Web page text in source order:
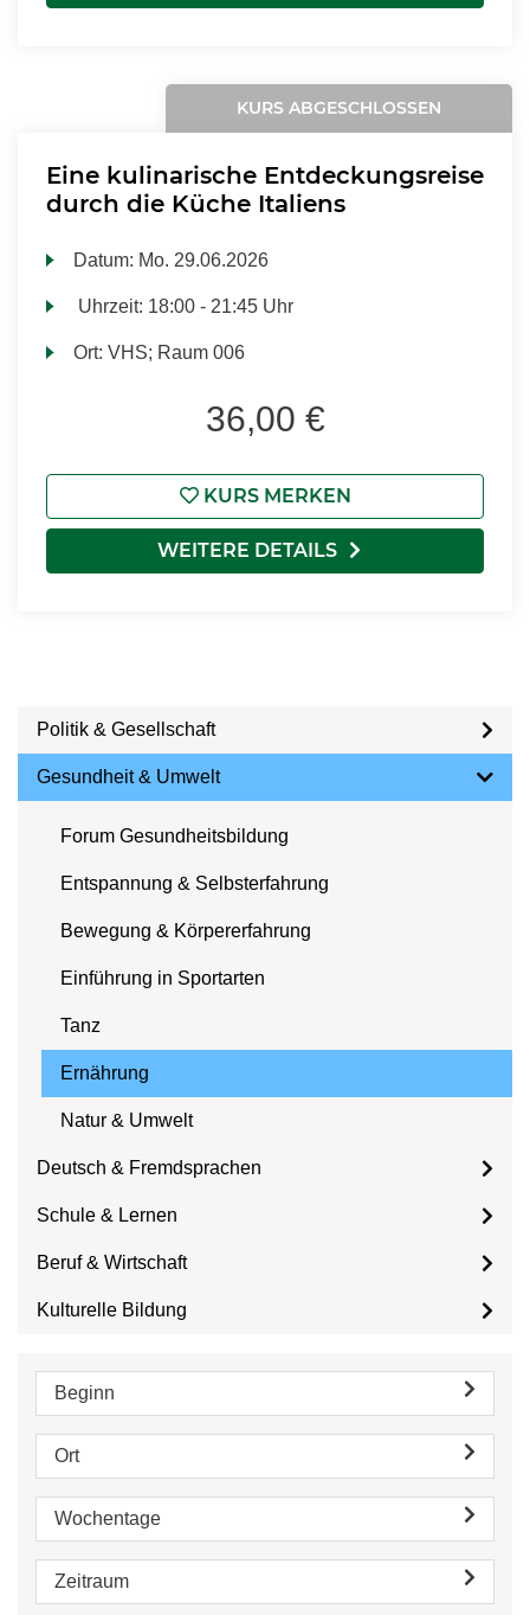
KURS ABGESCHLOSSEN
Eine kulinarische Entdeckungsreise
durch die Küche Italiens
Datum: Mo. 29.06.2026
Uhrzeit: 18:00 - 21:45 Uhr
Ort:VHS; Raum 006
36,00 €
KURS MERKEN
WEITERE DETAILS
Politik & Gesellschaft
Gesundheit & Umwelt
Forum Gesundheitsbildung
Entspannung & Selbsterfahrung
Bewegung & Körpererfahrung
Einführung in Sportarten
Tanz
Ernährung
Natur & Umwelt
Deutsch & Fremdsprachen
Schule & Lernen
Beruf & Wirtschaft
Kulturelle Bildung
Beginn
Ort
Wochentage
Zeitraum